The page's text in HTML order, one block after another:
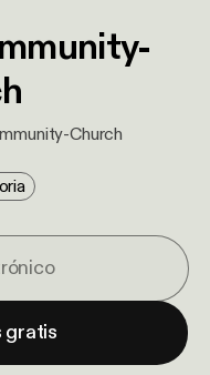
Church
gratis